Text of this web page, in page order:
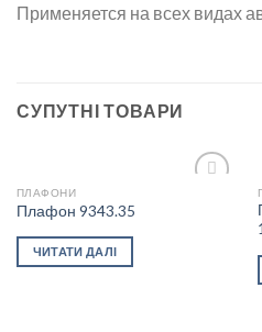
Применяется на всех видах
СУПУТНІ ТОВАРИ
ПЛАФОНИ
Плафон 9343.35
ЧИТАТИ ДАЛІ